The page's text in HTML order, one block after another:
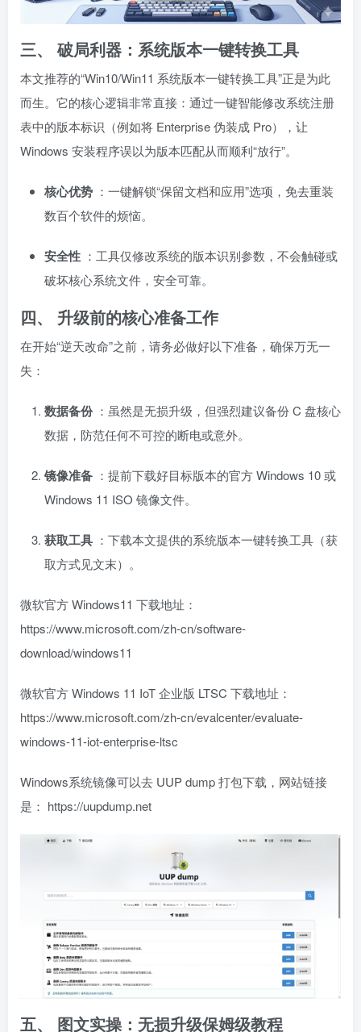
三、 破局利器：系统版本一键转换工具
本文推荐的“Win10/Win11 系统版本一键转换工具”正是为此
而生。它的核心逻辑非常直接：通过一键智能修改系统注册
表中的版本标识（例如将 Enterprise 伪装成 Pro），让
Windows 安装程序误以为版本匹配从而顺利“放行”。
核心优势 ：一键解锁“保留文档和应用”选项，免去重装
数百个软件的烦恼。
安全性 ：工具仅修改系统的版本识别参数，不会触碰或
破坏核心系统文件，安全可靠。
四、 升级前的核心准备工作
在开始“逆天改命”之前，请务必做好以下准备，确保万无一
失：
数据备份 ：虽然是无损升级，但强烈建议备份 C 盘核心
数据，防范任何不可控的断电或意外。
镜像准备 ：提前下载好目标版本的官方 Windows 10 或
Windows 11 ISO 镜像文件。
获取工具 ：下载本文提供的系统版本一键转换工具（获
取方式见文末）。
微软官方Windows11 下载地址：
https://www.microsoft.com/zh-cn/software-
download/windows11
微软官方Windows 11 IoT 企业版 LTSC 下载地址：
https://www.microsoft.com/zh-cn/evalcenter/evaluate-
windows-11-iot-enterprise-ltsc
Windows系统镜像可以去 UUP dump打包下载，网站链接
是： https://uupdump.net
五、 图文实操：无损升级保姆级教程